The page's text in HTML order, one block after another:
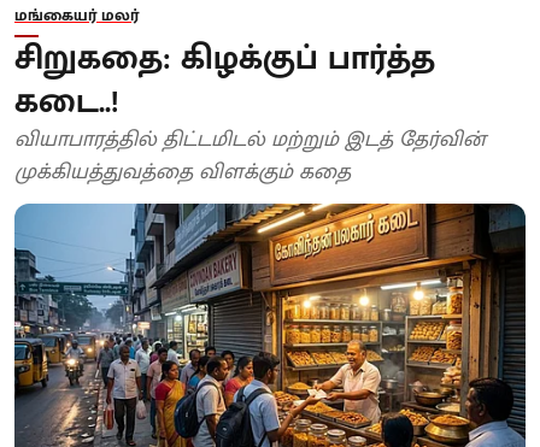
மங்கையர் மலர்
சிறுகதை: கிழக்குப் பார்த்த
கடை..!
வியாபாரத்தில் திட்டமிடல் மற்றும் இடத் தேர்வின்
முக்கியத்துவத்தை விளக்கும் கதை